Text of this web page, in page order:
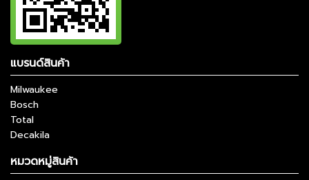
แบรนด์สินค้า
Milwaukee
Bosch
Total
Decakila
หมวดหมู่สินค้า